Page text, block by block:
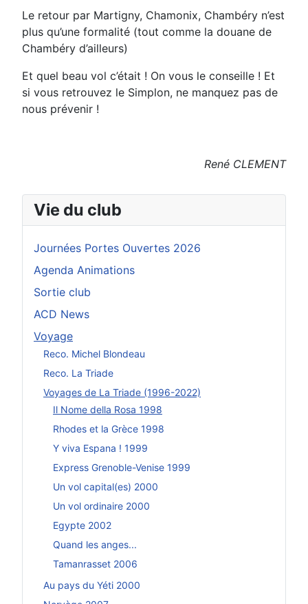
Vie du club
Journées Portes Ouvertes 2026
Agenda Animations
Sortie club
ACD News
Voyage
Reco. Michel Blondeau
Reco. La Triade
Voyages de La Triade (1996-2022)
Il Nome della Rosa 1998
Rhodes et la Grèce 1998
Y viva Espana ! 1999
Express Grenoble-Venise 1999
Un vol capital(es) 2000
Un vol ordinaire 2000
Egypte 2002
Quand les anges...
Tamanrasset 2006
Au pays du Yéti 2000
Le retour par Martigny, Chamonix, Chambéry n’est
plus qu’une formalité (tout comme la douane de
Chambéry d’ailleurs)
Et quel beau vol c’était ! On vous le conseille ! Et
si vous retrouvez le Simplon, ne manquez pas de
nous prévenir !
René CLEMENT